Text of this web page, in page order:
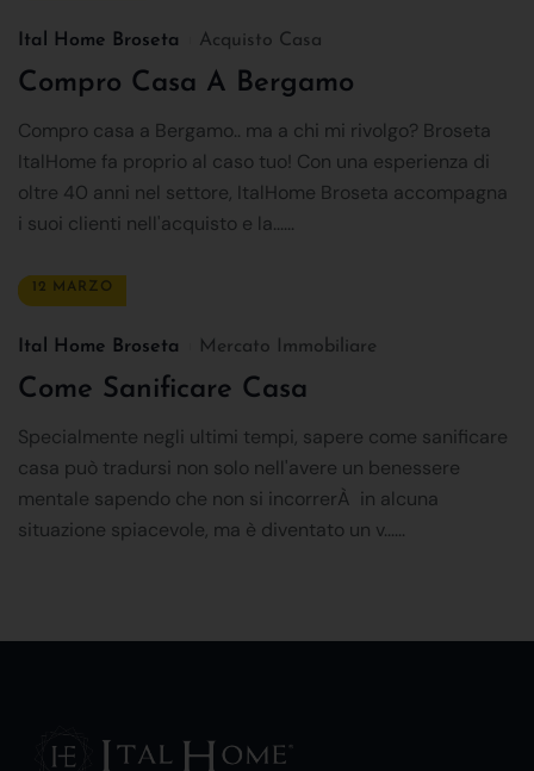
Ital Home Broseta Acquisto Casa
Compro Casa A Bergamo
Compro casa a Bergamo.. ma a chi mi rivolgo? Broseta
ItalHome fa proprio al caso tuo! Con una esperienza di
oltre 40 anni nel settore, ItalHome Broseta accompagna
i suoi clienti nell'acquisto e la......
12 MARZO
Ital Home Broseta Mercato Immobiliare
Come Sanificare Casa
Specialmente negli ultimi tempi, sapere come sanificare
casa può tradursi non solo nell'avere un benessere
mentale sapendo che non si incorrerÀ in alcuna
situazione spiacevole, ma è diventato un v......